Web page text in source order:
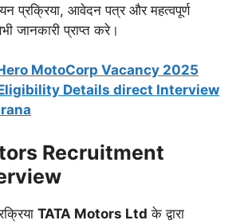
प्रक्रिया, आवेदन पत्र और महत्वपूर्ण
जानकारी प्राप्त करे।
MotoCorp Vacancy 2025
Details direct Interview
Recruitment
TATA Motors Ltd के द्वारा